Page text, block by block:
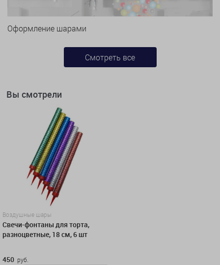
Оформление шарами
Смотреть все
Вы смотрели
Воздушные шары
Свечи-фонтаны для торта,
разноцветные, 18 см, 6 шт
450 руб.